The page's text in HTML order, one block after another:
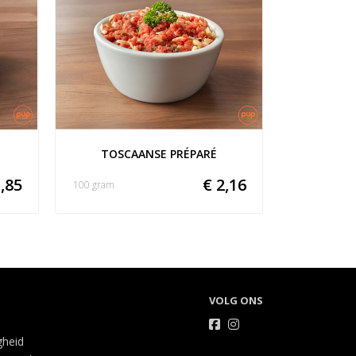
TOSCAANSE PRÉPARÉ
€ 2,16
100 gram
VOLG ONS